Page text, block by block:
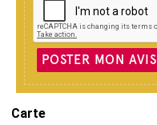
POSTER MON AVIS
Carte